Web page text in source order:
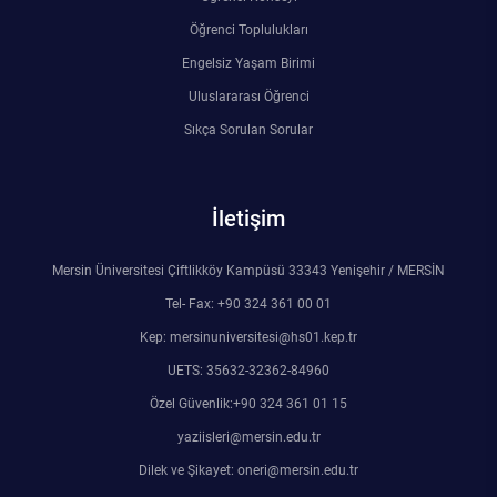
Öğrenci Toplulukları
Engelsiz Yaşam Birimi
Uluslararası Öğrenci
Sıkça Sorulan Sorular
İletişim
Mersin Üniversitesi Çiftlikköy Kampüsü 33343 Yenişehir / MERSİN
Tel- Fax: +90 324 361 00 01
Kep: mersinuniversitesi@hs01.kep.tr
UETS: 35632-32362-84960
Özel Güvenlik:+90 324 361 01 15
yaziisleri@mersin.edu.tr
Dilek ve Şikayet: oneri@mersin.edu.tr